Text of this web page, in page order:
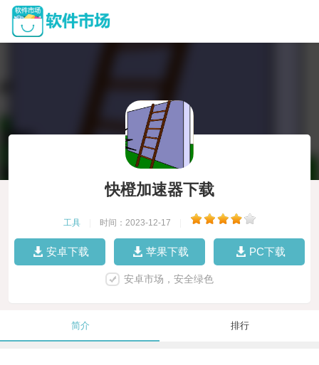
快橙加速器下载
工具 时间：2023-12-17
安卓下载 苹果下载 PC下载
安卓市场，安全绿色
简介 排行